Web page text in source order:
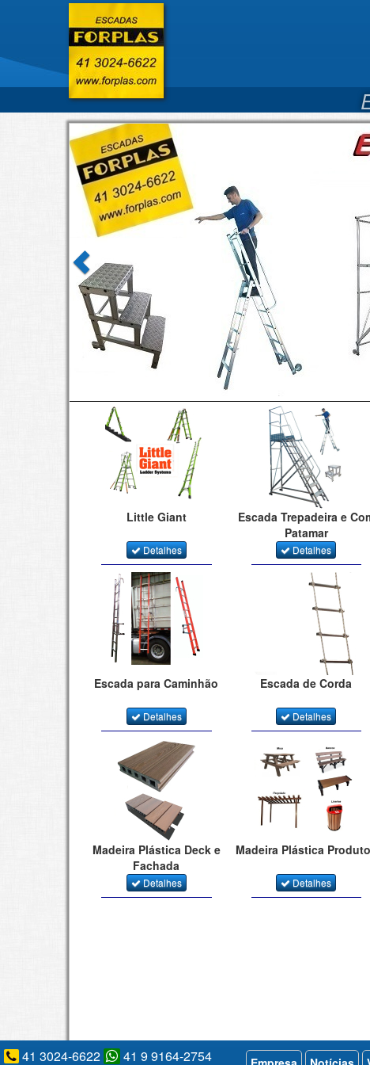
Previous
Little Giant
Detalhes
Escada Trepadeira e
Patamar
Detalhes
Escada para Caminhão
Detalhes
Escada de Corda
Detalhes
Madeira Plástica Deck e
Fachada
Detalhes
Madeira Plástica
Detalhes
41 3024-6622 41 9 9164-2754